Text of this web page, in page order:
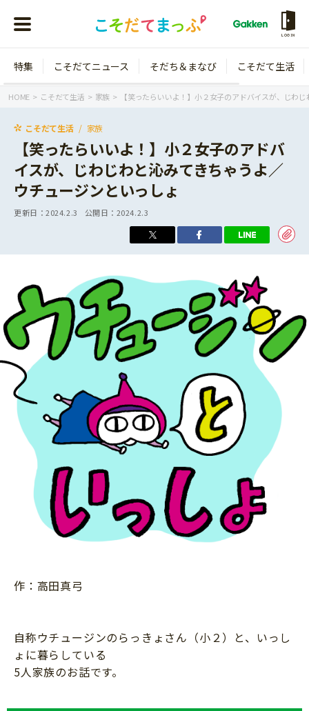
LOGIN
年齢から探す
3歳
年中
年長
小学1年生
小学2年生
小学3年生
小学4年生
小学5年生
小学6年生
イベント
ニュース
そだち＆まなび
ワーク・ドリル
幼稚園・保育園
科学・プログラミング
教育・学習
絵本・読み聞かせ
自由研究・工作
読書感想文
本・読書
こそだて生活
住まい
ファッション・美容
行事・イベント
トラブル
親子でいっしょに
人間関係
おでかけ
家族
マネー
こそだてマンガ
特集 こそだてニュース そだち＆まなび こそだて生活
HOME こそだて生活 家族 【笑ったらいいよ！】小２女子のアドバイスが、じわ
こそだて生活 家族
【笑ったらいいよ！】小２女子のアドバ
イスが、じわじわと沁みてきちゃうよ／
ウチュージンといっしょ
更新日：2024.2.3 公開日： 2024.2.3
作：高田真弓
自称ウチュージンのらっきょさん（小２）と、いっし
ょに暮らしている
5人家族のお話です。